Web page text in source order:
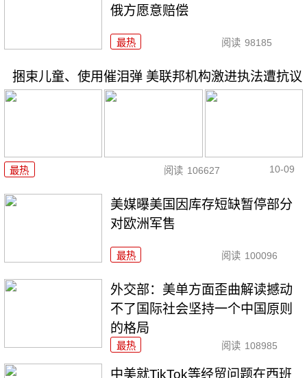
俄方愿意赔偿
最热 阅读 98185
捆束儿童、使用催泪弹 美联邦机构激进执法遭抗议
最热 阅读 106627 10-09
美媒曝美国因库存短缺暂停部分
对欧洲军售
最热 阅读 100096
外交部：美单方面歪曲解读撼动
不了国际社会坚持一个中国原则
的格局
最热 阅读 108985
中美就TikTok等经贸问题在西班